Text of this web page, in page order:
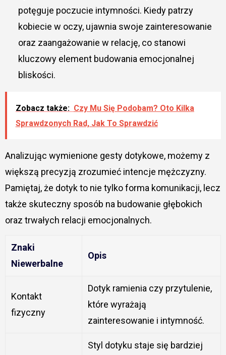
potęguje poczucie intymności. Kiedy patrzy
kobiecie w oczy, ujawnia swoje zainteresowanie
oraz zaangażowanie w relację, co stanowi
kluczowy element budowania emocjonalnej
bliskości.
Zobacz także: Czy Mu Się Podobam? Oto Kilka
Sprawdzonych Rad, Jak To Sprawdzić
Analizując wymienione gesty dotykowe, możemy z
większą precyzją zrozumieć intencje mężczyzny.
Pamiętaj, że dotyk to nie tylko forma komunikacji, lecz
także skuteczny sposób na budowanie głębokich
oraz trwałych relacji emocjonalnych.
Znaki
Niewerbalne
Opis
Kontakt
fizyczny
Dotyk ramienia czy przytulenie,
które wyrażają
zainteresowanie i intymność.
Styl dotyku staje się bardziej